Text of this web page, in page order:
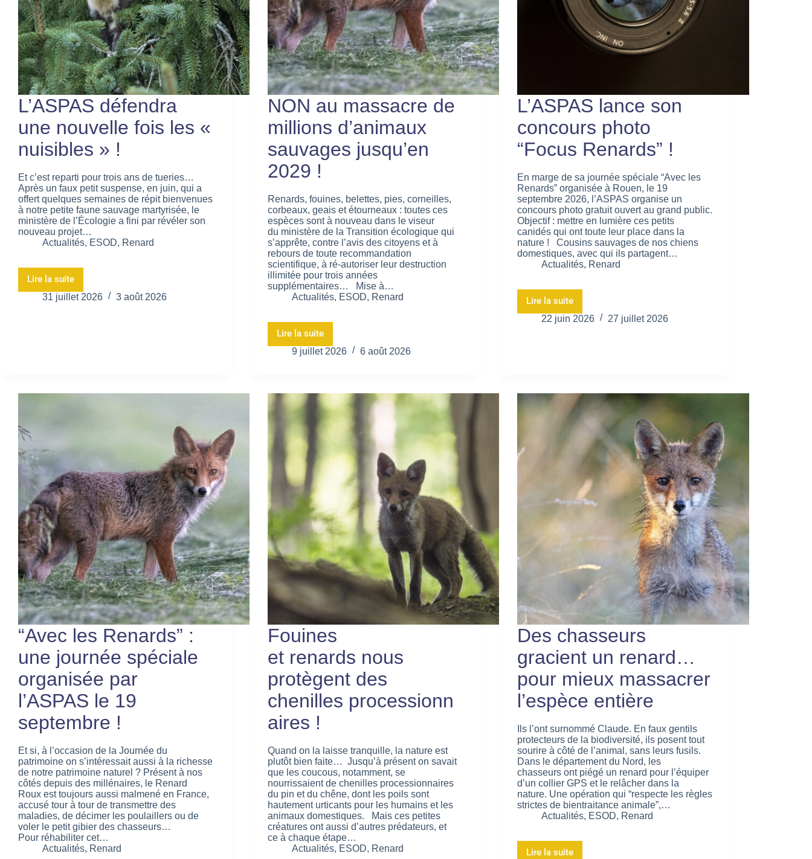
L’ASPAS défendra
une nouvelle fois les «
nuisibles » !
Et c’est reparti pour trois ans de tueries…
Après un faux petit suspense, en juin, qui a
offert quelques semaines de répit bienvenues
à notre petite faune sauvage martyrisée, le
ministère de l’Écologie a fini par révéler son
nouveau projet…
Actualités, ESOD, Renard
Lire la suite
31 juillet 2026 3 août 2026
NON au massacre de
millions d’animaux
sauvages jusqu’en
2029 !
Renards, fouines, belettes, pies, corneilles,
corbeaux, geais et étourneaux : toutes ces
espèces sont à nouveau dans le viseur
du ministère de la Transition écologique qui
s’apprête, contre l’avis des citoyens et à
rebours de toute recommandation
scientifique, à ré-autoriser leur destruction
illimitée pour trois années
supplémentaires… Mise à…
Actualités, ESOD, Renard
Lire la suite
9 juillet 2026 6 août 2026
L’ASPAS lance son
concours photo
“Focus Renards” !
En marge de sa journée spéciale “Avec les
Renards” organisée à Rouen, le 19
septembre 2026, l’ASPAS organise un
concours photo gratuit ouvert au grand public.
Objectif : mettre en lumière ces petits
canidés qui ont toute leur place dans la
nature ! Cousins sauvages de nos chiens
domestiques, avec qui ils partagent…
Actualités, Renard
Lire la suite
22 juin 2026 27 juillet 2026
“Avec les Renards” :
une journée spéciale
organisée par
l’ASPAS le 19
septembre !
Et si, à l’occasion de la Journée du
patrimoine on s’intéressait aussi à la richesse
de notre patrimoine naturel ? Présent à nos
côtés depuis des millénaires, le Renard
Roux est toujours aussi malmené en France,
accusé tour à tour de transmettre des
maladies, de décimer les poulaillers ou de
voler le petit gibier des chasseurs…
Pour réhabiliter cet…
Actualités, Renard
Fouines
et renards nous
protègent des
chenilles processionn
aires !
Quand on la laisse tranquille, la nature est
plutôt bien faite… Jusqu’à présent on savait
que les coucous, notamment, se
nourrissaient de chenilles processionnaires
du pin et du chêne, dont les poils sont
hautement urticants pour les humains et les
animaux domestiques. Mais ces petites
créatures ont aussi d’autres prédateurs, et
ce à chaque étape…
Actualités, ESOD, Renard
Des chasseurs
gracient un renard…
pour mieux massacrer
l’espèce entière
Ils l’ont surnommé Claude. En faux gentils
protecteurs de la biodiversité, ils posent tout
sourire à côté de l’animal, sans leurs fusils.
Dans le département du Nord, les
chasseurs ont piégé un renard pour l’équiper
d’un collier GPS et le relâcher dans la
nature. Une opération qui “respecte les règles
strictes de bientraitance animale”,…
Actualités, ESOD, Renard
Lire la suite